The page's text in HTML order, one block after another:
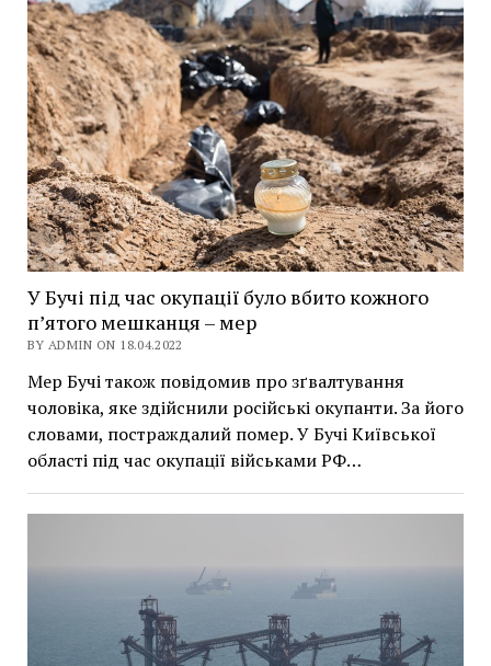
У Бучі під час окупації було вбито кожного
п’ятого мешканця – мер
BY ADMIN ON 18.04.2022
Мер Бучі також повідомив про зґвалтування
чоловіка, яке здійснили російські окупанти. За його
словами, постраждалий помер. У Бучі Київської
області під час окупації військами РФ…